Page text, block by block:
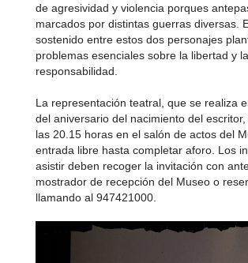
de agresividad y violencia porques
marcados por distintas guerras diversas.
sostenido entre estos dos personajes
problemas esenciales sobre la libertad y la
responsabilidad.
La representación teatral, que se realiza
del aniversario del nacimiento del
las 20.15 horas en el salón de actos del
entrada libre hasta completar aforo. Los
asistir deben recoger la invitación con
mostrador de recepción del Museo o
llamando al 947421000.